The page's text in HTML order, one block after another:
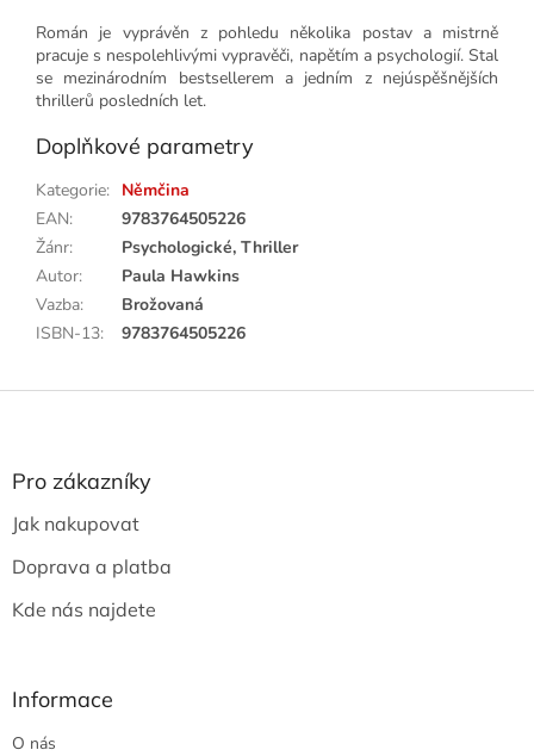
Román je vyprávěn z pohledu několika postav a mistrně
pracuje s nespolehlivými vypravěči, napětím a psychologií. Stal
se mezinárodním bestsellerem a jedním z nejúspěšnějších
thrillerů posledních let.
Doplňkové parametry
Kategorie: Němčina
EAN:
9783764505226
Žánr:
Psychologické, Thriller
Autor:
Paula Hawkins
Vazba:
Brožovaná
ISBN-13: 9783764505226
Z
Pro zákazníky
Jak nakupovat
Doprava a platba
Kde nás najdete
Informace
O nás